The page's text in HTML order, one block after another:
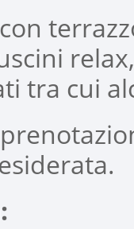
tra cui